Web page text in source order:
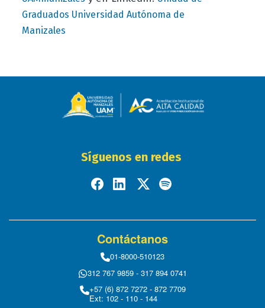
Graduados Universidad Autónoma de
Manizales
Síguenos en redes
Contáctanos
01-8000-510123
312 767 9859 - 317 894 0741
+57 (6) 872 7272 - 872 7709
Ext: 102 - 110 - 144